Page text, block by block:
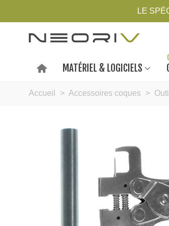
LE
MATÉRIEL & LOGICIELS
Accueil > Accessoires coques >